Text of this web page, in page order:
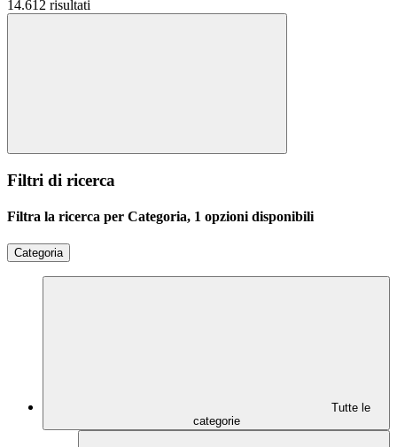
14.612 risultati
Filtri di ricerca
Filtra la ricerca per Categoria, 1 opzioni disponibili
Categoria
Tutte le
categorie